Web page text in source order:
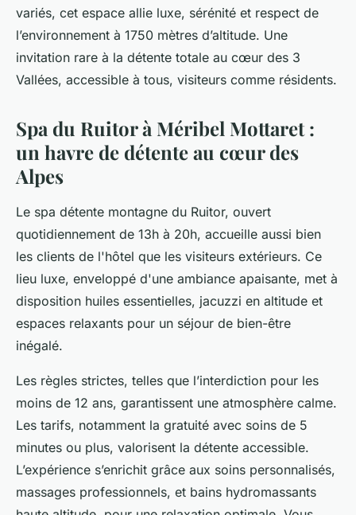
Julia•5 septembre 2025• 4 min de lecture
variés, cet espace allie luxe, sérénité et respect de
l’environnement à 1750 mètres d’altitude. Une
invitation rare à la détente totale au cœur des 3
Vallées, accessible à tous, visiteurs comme résidents.
Spa du Ruitor à Méribel Mottaret :
un havre de détente au cœur des
Alpes
Le spa détente montagne du Ruitor, ouvert
quotidiennement de 13h à 20h, accueille aussi bien
les clients de l'hôtel que les visiteurs extérieurs. Ce
lieu luxe, enveloppé d'une ambiance apaisante, met à
disposition huiles essentielles, jacuzzi en altitude et
espaces relaxants pour un séjour de bien-être
inégalé.
Les règles strictes, telles que l’interdiction pour les
moins de 12 ans, garantissent une atmosphère calme.
Les tarifs, notamment la gratuité avec soins de 5
minutes ou plus, valorisent la détente accessible.
L’expérience s’enrichit grâce aux soins personnalisés,
massages professionnels, et bains hydromassants